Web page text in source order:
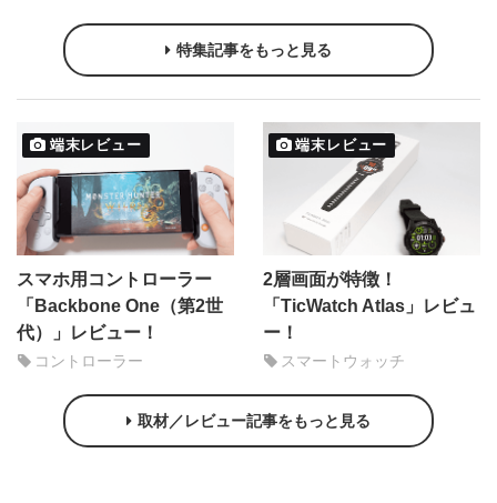
特集記事をもっと見る
端末レビュー
スマホ用コントローラー
「Backbone One（第2世
代）」レビュー！
コントローラー
端末レビュー
2層画面が特徴！
「TicWatch Atlas」レビュ
ー！
スマートウォッチ
取材／レビュー記事をもっと見る